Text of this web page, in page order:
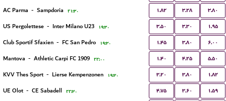
AC Parma - Sampdoria ۲۱:۳۰ ۱.۸۲ ۳.۲۸ ۳.۸۰
US Pergolettese - Inter Milano U23 ۱۹:۳۰ ۳.۵۰ ۳.۳۰ ۱.۹۵
Club Sportif Sfaxien - FC San Pedro ۱۹:۳۰ ۱.۴۵ ۳.۸۰ ۶.۰۰
Mantova - Athletic Carpi FC 1909 ۲۲:۰۰ ۱.۴۰ ۴.۲۵ ۵.۵۰
KVV Thes Sport - Lierse Kempenzonen ۱۹:۳۰ ۳.۲۰ ۳.۸۰ ۱.۸۲
UE Olot - CE Sabadell ۲۲:۳۰ ۴.۷۵ ۳.۶۰ ۱.۵۹